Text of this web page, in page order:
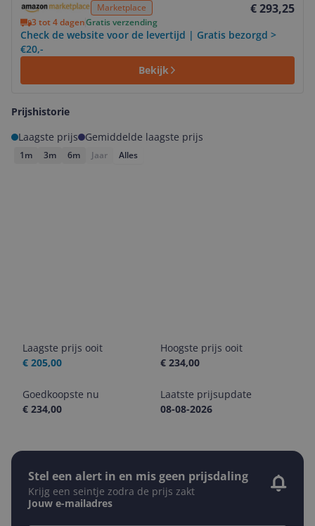
Marketplace € 293,25
3 tot 4 dagenGratis verzending
Check de website voor de levertijd | Gratis bezorgd >
€20,-
Bekijk
Prijshistorie
Laagste prijs
Gemiddelde laagste prijs
1m 3m 6m Jaar Alles
Laagste prijs ooit
€ 205,00
Hoogste prijs ooit
€ 234,00
Goedkoopste nu
€ 234,00
Laatste prijsupdate
08-08-2026
Stel een alert in en mis geen prijsdaling
Krijg een seintje zodra de prijs zakt
Jouw e-mailadres